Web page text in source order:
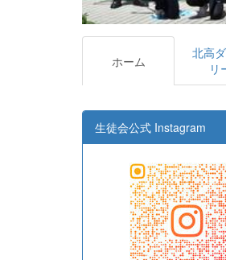
ホーム
北高
リ
生徒会公式 Instagram